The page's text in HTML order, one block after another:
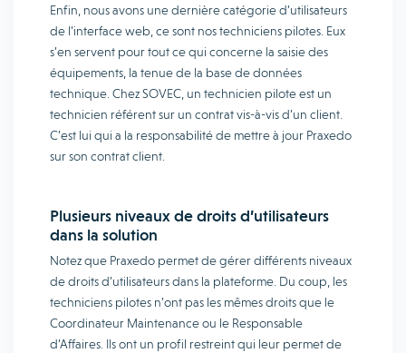
Enfin, nous avons une dernière catégorie d’utilisateurs
de l’interface web, ce sont nos techniciens pilotes. Eux
s’en servent pour tout ce qui concerne la saisie des
équipements, la tenue de la base de données
technique. Chez SOVEC, un technicien pilote est un
technicien référent sur un contrat vis-à-vis d’un client.
C’est lui qui a la responsabilité de mettre à jour Praxedo
sur son contrat client.
Plusieurs niveaux de droits d’utilisateurs
dans la solution
Notez que Praxedo permet de gérer différents niveaux
de droits d’utilisateurs dans la plateforme. Du coup, les
techniciens pilotes n’ont pas les mêmes droits que le
Coordinateur Maintenance ou le Responsable
d’Affaires. Ils ont un profil restreint qui leur permet de